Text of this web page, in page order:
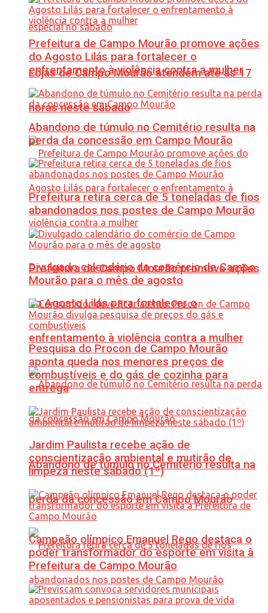
Lojas de Campo Mourão atendem até às 17
horas neste sábado
Prefeitura de Campo Mourão promove ações
do Agosto Lilás para fortalecer o
enfrentamento à violência contra a mulher
Abandono de túmulo no Cemitério resulta na
perda da concessão em Campo Mourão
Prefeitura de Campo Mourão promove ações
do Agosto Lilás para fortalecer o
enfrentamento à violência contra a mulher
Abandono de túmulo no Cemitério resulta na
perda da concessão em Campo Mourão
Prefeitura retira cerca de 5 toneladas de fios
abandonados nos postes de Campo Mourão
Divulgado calendário do comércio de Campo
Mourão para o mês de agosto
Pesquisa do Procon de Campo Mourão
aponta queda nos menores preços de
combustíveis e do gás de cozinha para
entrega
Jardim Paulista recebe ação de
conscientização ambiental e mutirão de
limpeza neste sábado (1º)
Campeão olímpico Emanuel Rego destaca o
poder transformador do esporte em visita à
Prefeitura de Campo Mourão